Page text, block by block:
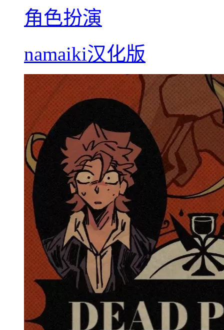
角色扮演
namaiki汉化版